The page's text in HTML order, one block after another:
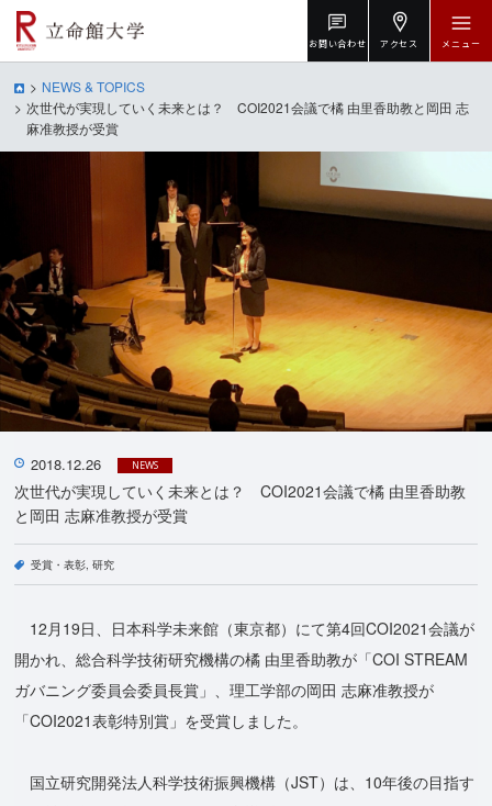
お問い合わせ アクセス メニュー
NEWS & TOPICS
次世代が実現していく未来とは？ COI2021会議で橘 由里香助教と岡田 志
麻准教授が受賞
2018.12.26 NEWS
次世代が実現していく未来とは？ COI2021会議で橘 由里香助教
と岡田 志麻准教授が受賞
受賞・表彰 研究
12月19日、日本科学未来館（東京都）にて第4回COI2021会議が
開かれ、総合科学技術研究機構の橘 由里香助教が「COI STREAM
ガバニング委員会委員長賞」、理工学部の岡田 志麻准教授が
「COI2021表彰特別賞」を受賞しました。
国立研究開発法人科学技術振興機構（JST）は、10年後の目指す